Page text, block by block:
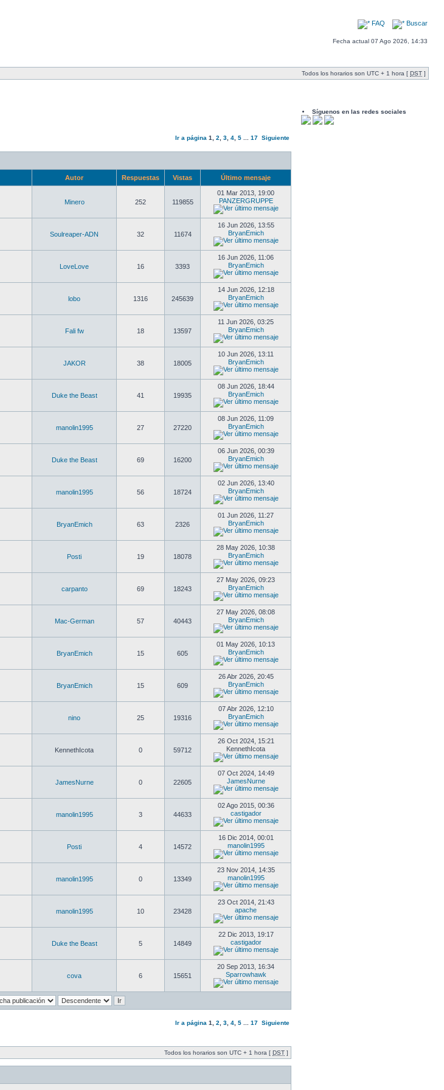
FAQ Buscar
Fecha actual 07 Ago 2026, 14:33
Todos los horarios son UTC + 1 hora [ DST ]
Ir a página 1 2 3 4 5 17 Siguiente
Autor Respuestas Vistas Último mensaje
Minero 252 119855
01 Mar 2013, 19:00
PANZERGRUPPE
Soulreaper-ADN 32 11674
16 Jun 2026, 13:55
BryanEmich
LoveLove 16 3393
16 Jun 2026, 11:06
BryanEmich
lobo 1316 245639
14 Jun 2026, 12:18
BryanEmich
Fali fw 18 13597
11 Jun 2026, 03:25
BryanEmich
JAKOR 38 18005
10 Jun 2026, 13:11
BryanEmich
Duke the Beast 41 19935
08 Jun 2026, 18:44
BryanEmich
manolin1995 27 27220
08 Jun 2026, 11:09
BryanEmich
Duke the Beast 69 16200
06 Jun 2026, 00:39
BryanEmich
manolin1995 56 18724
02 Jun 2026, 13:40
BryanEmich
BryanEmich 63 2326
01 Jun 2026, 11:27
BryanEmich
Posti 19 18078
28 May 2026, 10:38
BryanEmich
carpanto 69 18243
27 May 2026, 09:23
BryanEmich
Mac-German 57 40443
27 May 2026, 08:08
BryanEmich
BryanEmich 15 605
01 May 2026, 10:13
BryanEmich
BryanEmich 15 609
26 Abr 2026, 20:45
BryanEmich
nino 25 19316
07 Abr 2026, 12:10
BryanEmich
KennethIcota 0 59712
26 Oct 2024, 15:21
KennethIcota
JamesNurne 0 22605
07 Oct 2024, 14:49
JamesNurne
manolin1995 3 44633
02 Ago 2015, 00:36
castigador
Posti 4 14572
16 Dic 2014, 00:01
manolin1995
manolin1995 0 13349
23 Nov 2014, 14:35
manolin1995
manolin1995 10 23428
23 Oct 2014, 21:43
apache
Duke the Beast 5 14849
22 Dic 2013, 19:17
castigador
cova 6 15651
20 Sep 2013, 16:34
Sparrowhawk
Ir a página 1 2 3 4 5 17 Siguiente
Todos los horarios son UTC + 1 hora [ DST ]
Síguenos en las redes sociales